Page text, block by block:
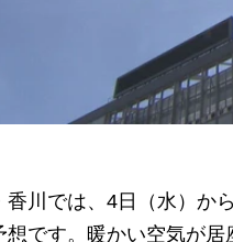
川では、4日（水）か
想です。暖かい空気が居